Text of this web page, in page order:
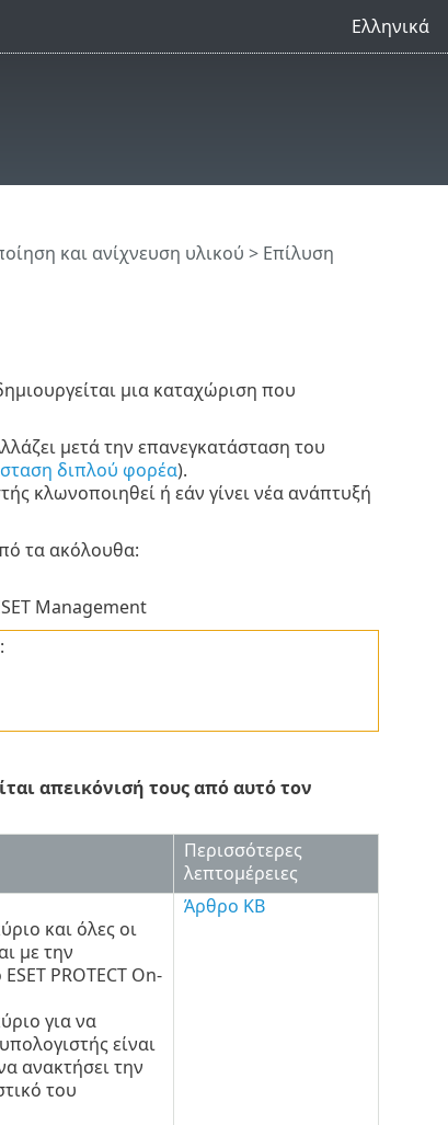
Ελληνικά
και ανίχνευση υλικού > Επίλυση
μια καταχώριση που
μετά την επανεγκατάσταση του
διπλού φορέα).
κλωνοποιηθεί ή εάν γίνει νέα ανάπτυξή
τα ακόλουθα:
Management
απεικόνισή τους από αυτό τον
Περισσότερες
λεπτομέρειες
και όλες οι
με την
PROTECT On-
για να
είναι
ανακτήσει την
του
Άρθρο KB